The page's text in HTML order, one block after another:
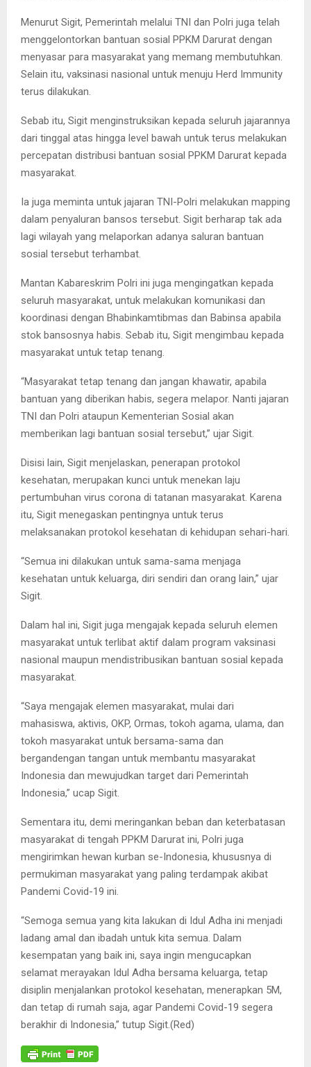
Menurut Sigit, Pemerintah melalui TNI dan Polri juga telah
menggelontorkan bantuan sosial PPKM Darurat dengan
menyasar para masyarakat yang memang membutuhkan.
Selain itu, vaksinasi nasional untuk menuju Herd Immunity
terus dilakukan.
Sebab itu, Sigit menginstruksikan kepada seluruh jajarannya
dari tinggal atas hingga level bawah untuk terus melakukan
percepatan distribusi bantuan sosial PPKM Darurat kepada
masyarakat.
Ia juga meminta untuk jajaran TNI-Polri melakukan mapping
dalam penyaluran bansos tersebut. Sigit berharap tak ada
lagi wilayah yang melaporkan adanya saluran bantuan
sosial tersebut terhambat.
Mantan Kabareskrim Polri ini juga mengingatkan kepada
seluruh masyarakat, untuk melakukan komunikasi dan
koordinasi dengan Bhabinkamtibmas dan Babinsa apabila
stok bansosnya habis. Sebab itu, Sigit mengimbau kepada
masyarakat untuk tetap tenang.
“Masyarakat tetap tenang dan jangan khawatir, apabila
bantuan yang diberikan habis, segera melapor. Nanti jajaran
TNI dan Polri ataupun Kementerian Sosial akan
memberikan lagi bantuan sosial tersebut,” ujar Sigit.
Disisi lain, Sigit menjelaskan, penerapan protokol
kesehatan, merupakan kunci untuk menekan laju
pertumbuhan virus corona di tatanan masyarakat. Karena
itu, Sigit menegaskan pentingnya untuk terus
melaksanakan protokol kesehatan di kehidupan sehari-hari.
“Semua ini dilakukan untuk sama-sama menjaga
kesehatan untuk keluarga, diri sendiri dan orang lain,” ujar
Sigit.
Dalam hal ini, Sigit juga mengajak kepada seluruh elemen
masyarakat untuk terlibat aktif dalam program vaksinasi
nasional maupun mendistribusikan bantuan sosial kepada
masyarakat.
“Saya mengajak elemen masyarakat, mulai dari
mahasiswa, aktivis, OKP, Ormas, tokoh agama, ulama, dan
tokoh masyarakat untuk bersama-sama dan
bergandengan tangan untuk membantu masyarakat
Indonesia dan mewujudkan target dari Pemerintah
Indonesia,” ucap Sigit.
Sementara itu, demi meringankan beban dan keterbatasan
masyarakat di tengah PPKM Darurat ini, Polri juga
mengirimkan hewan kurban se-Indonesia, khususnya di
permukiman masyarakat yang paling terdampak akibat
Pandemi Covid-19 ini.
“Semoga semua yang kita lakukan di Idul Adha ini menjadi
ladang amal dan ibadah untuk kita semua. Dalam
kesempatan yang baik ini, saya ingin mengucapkan
selamat merayakan Idul Adha bersama keluarga, tetap
disiplin menjalankan protokol kesehatan, menerapkan 5M,
dan tetap di rumah saja, agar Pandemi Covid-19 segera
berakhir di Indonesia,” tutup Sigit.(Red)